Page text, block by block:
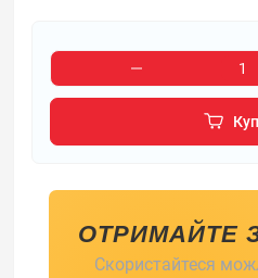
ОТРИМАЙТЕ
Скористайтеся